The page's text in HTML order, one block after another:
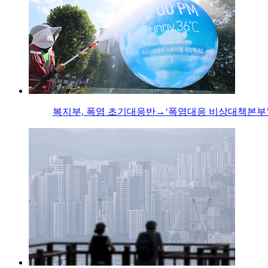
복지부, 폭염 초기대응반→‘폭염대응 비상대책본부